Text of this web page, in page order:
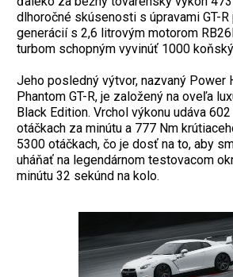
dlhoročné skúsenosti s úpravami GT-
generácií s 2,6 litrovým motorom
turbom schopným vyvinúť 1000
Jeho posledný výtvor, nazvaný Power
Phantom GT-R, je založený na oveľa
Black Edition. Vrchol výkonu udáva
otáčkach za minútu a 777 Nm
5300 otáčkach, čo je dosť na to, aby
uháňať na legendárnom testovacom
minútu 32 sekúnd na kolo.